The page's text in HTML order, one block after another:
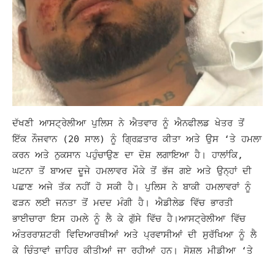
ਦੱਖਣੀ ਆਸਟ੍ਰੇਲੀਆ ਪੁਲਿਸ ਨੇ ਐਤਵਾਰ ਨੂੰ ਐਨਫੀਲਡ ਖੇਤਰ ਤੋਂ
ਇੱਕ ਨੌਜਵਾਨ (20 ਸਾਲ) ਨੂੰ ਗ੍ਰਿਫ਼ਤਾਰ ਕੀਤਾ ਅਤੇ ਉਸ ‘ਤੇ ਹਮਲਾ
ਕਰਨ ਅਤੇ ਨੁਕਸਾਨ ਪਹੁੰਚਾਉਣ ਦਾ ਦੋਸ਼ ਲਗਾਇਆ ਹੈ। ਹਾਲਾਂਕਿ,
ਘਟਨਾ ਤੋਂ ਬਾਅਦ ਦੂਜੇ ਹਮਲਾਵਰ ਮੌਕੇ ਤੋਂ ਭੱਜ ਗਏ ਅਤੇ ਉਨ੍ਹਾਂ ਦੀ
ਪਛਾਣ ਅਜੇ ਤੱਕ ਨਹੀਂ ਹੋ ਸਕੀ ਹੈ। ਪੁਲਿਸ ਨੇ ਬਾਕੀ ਹਮਲਾਵਰਾਂ ਨੂੰ
ਫੜਨ ਲਈ ਜਨਤਾ ਤੋਂ ਮਦਦ ਮੰਗੀ ਹੈ। ਐਡੀਲੇਡ ਵਿੱਚ ਭਾਰਤੀ
ਭਾਈਚਾਰਾ ਇਸ ਹਮਲੇ ਨੂੰ ਲੈ ਕੇ ਗੁੱਸੇ ਵਿੱਚ ਹੈ।ਆਸਟ੍ਰੇਲੀਆ ਵਿੱਚ
ਅੰਤਰਰਾਸ਼ਟਰੀ ਵਿਦਿਆਰਥੀਆਂ ਅਤੇ ਪ੍ਰਵਾਸੀਆਂ ਦੀ ਸੁਰੱਖਿਆ ਨੂੰ ਲੈ
ਕੇ ਚਿੰਤਾਵਾਂ ਜ਼ਾਹਿਰ ਕੀਤੀਆਂ ਜਾ ਰਹੀਆਂ ਹਨ। ਸੋਸ਼ਲ ਮੀਡੀਆ ‘ਤੇ